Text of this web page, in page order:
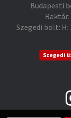
Budapesti
Raktár:
Szegedi bolt: H:
Szegedi